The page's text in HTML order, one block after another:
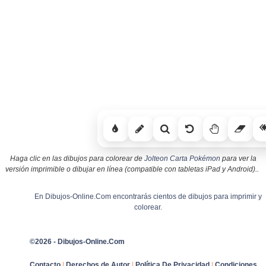
Haga clic en las dibujos para colorear de Jolteon Carta Pokémon para ver la
versión imprimible o dibujar en línea (compatible con tabletas iPad y Android)..
En Dibujos-Online.Com encontrarás cientos de dibujos para imprimir y
colorear.
©2026 - Dibujos-Online.Com